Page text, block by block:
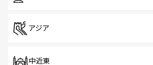
アジア
中近東